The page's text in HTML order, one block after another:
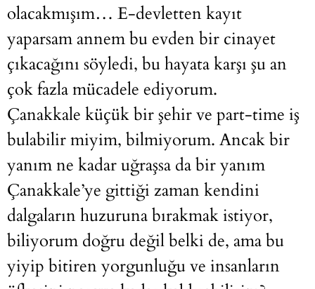
olacakmışım… E-devletten kayıt
yaparsam annem bu evden bir cinayet
çıkacağını söyledi, bu hayata karşı şu an
çok fazla mücadele ediyorum.
Çanakkale küçük bir şehir ve part-time iş
bulabilir miyim, bilmiyorum. Ancak bir
yanım ne kadar uğraşsa da bir yanım
Çanakkale’ye gittiği zaman kendini
dalgaların huzuruna bırakmak istiyor,
biliyorum doğru değil belki de, ama bu
yiyip bitiren yorgunluğu ve insanların